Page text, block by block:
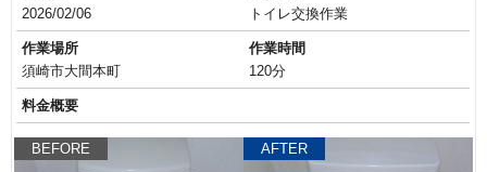
2026/02/06
トイレ交換作業
作業場所
須崎市大間本町
作業時間
120分
料金概要
BEFORE AFTER